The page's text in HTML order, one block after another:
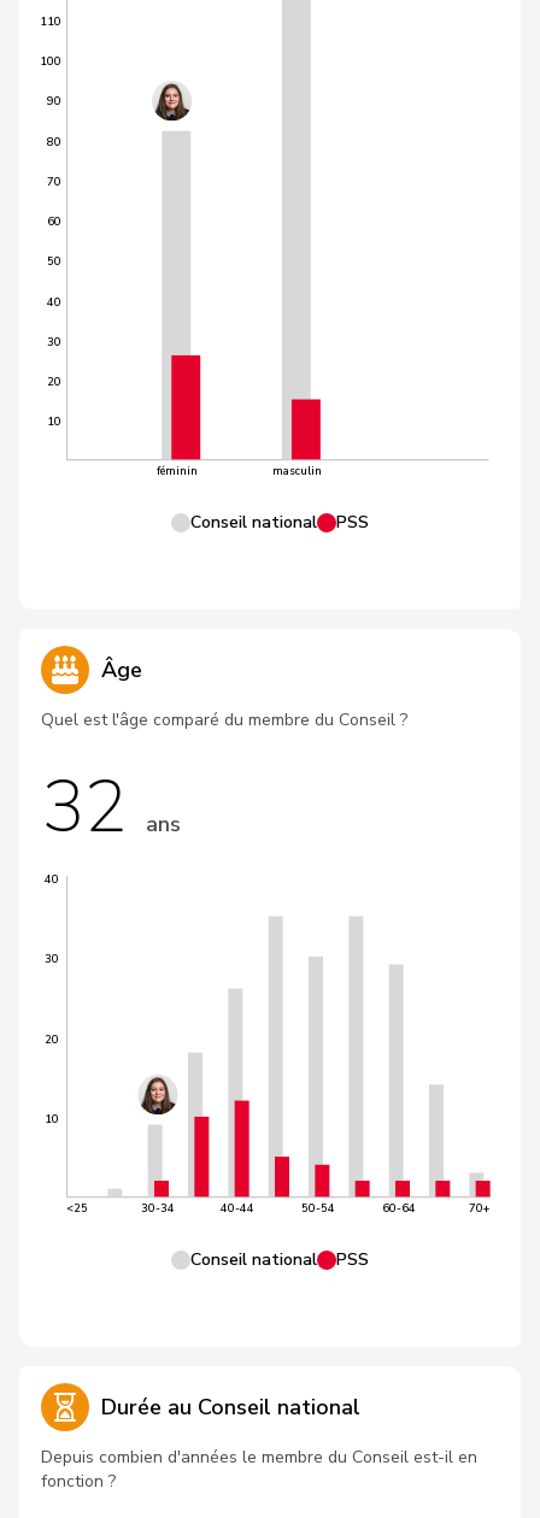
10
20
30
40
50
60
70
80
90
100
110
féminin masculin
Conseil national PSS
Âge
Quel est l'âge comparé du membre du Conseil ?
32 ans
10
20
30
40
<25 30-34 40-44 50-54 60-64 70+
Conseil national PSS
Durée au Conseil national
Depuis combien d'années le membre du Conseil est-il en
fonction ?